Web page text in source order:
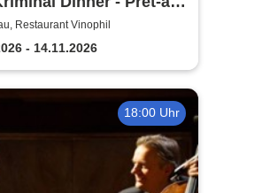
- Der letzte Schrei
Restaurant Vinophil
- 14.11.2026
18:00 Uhr